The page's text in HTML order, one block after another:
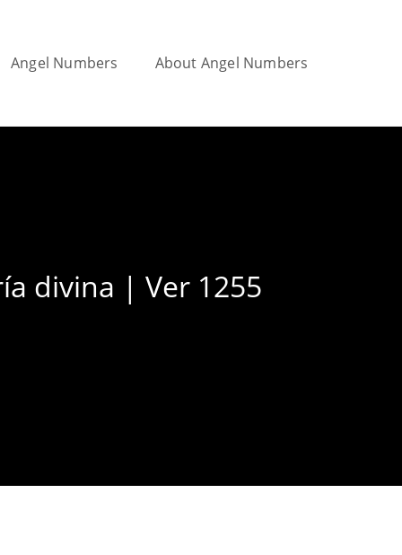
Angel Numbers About Angel Numbers
divina | Ver 1255